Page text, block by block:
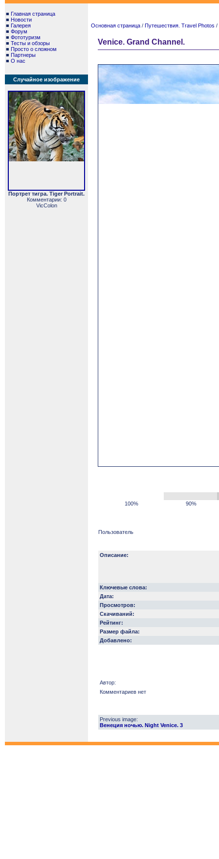
■ Главная страница
■ Новости
■ Галерея
■ Форум
■ Фототуризм
■ Тесты и обзоры
■ Просто о сложном
■ Партнеры
■ О нас
Случайное изображение
Портрет тигра. Tiger Portrait.
Комментарии: 0
VicColon
Основная страница / Путешествия. Travel Photos /
Venice. Grand Channel.
100% 90%
Пользователь
Описание:
Ключевые слова:
Дата:
Просмотров:
Скачиваний:
Рейтинг:
Размер файла:
Добавлено:
Автор:
Комментариев нет
Previous image:
Венеция ночью. Night Venice. 3